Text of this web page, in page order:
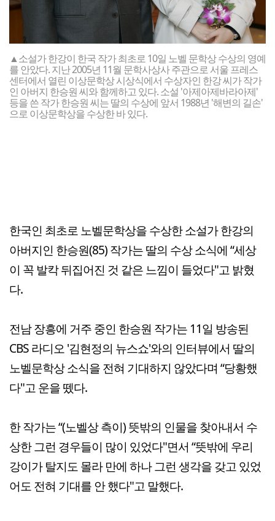
▲소설가 한강이 한국 작가 최초로 10일 노벨 문학상 수상의 영예
를 안았다. 지난 2005년 11월 문학사상사 주관으로 서울 프레스
센터에서 열린 이상문학상 시상식에서 수상자인 한강 씨가 작가
인 아버지 한승원 씨와 함께하고 있다. 소설 '아제아제바라아제'
등을 쓴 작가 한승원 씨는 딸의 수상에 앞서 1988년 '해변의 길손'
으로 이상문학상을 수상한 바 있다.
한국인 최초로 노벨문학상을 수상한 소설가 한강의
아버지인 한승원(85) 작가는 딸의 수상 소식에 “세상
이 꼭 발칵 뒤집어진 것 같은 느낌이 들었다"고 밝혔
다.
전남 장흥에 거주 중인 한승원 작가는 11일 방송된
CBS 라디오 '김현정의 뉴스쇼'와의 인터뷰에서 딸의
노벨문학상 소식을 전혀 기대하지 않았다며 “당황했
다"고 운을 뗐다.
한 작가는 “(노벨상 측이) 뜻밖의 인물을 찾아내서 수
상한 그런 경우들이 많이 있었다"면서 “뜻밖에 우리
강이가 탈지도 몰라 만에 하나 그런 생각을 갖고 있었
어도 전혀 기대를 안 했다"고 말했다.